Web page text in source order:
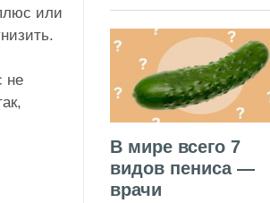
или
не
В мире всего 7
видов пениса —
врачи